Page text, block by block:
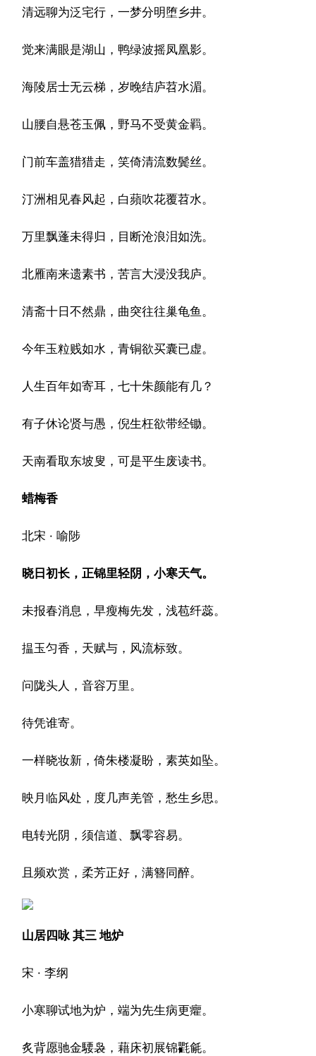
清远聊为泛宅行，一梦分明堕乡井。
觉来满眼是湖山，鸭绿波摇凤凰影。
海陵居士无云梯，岁晚结庐苕水湄。
山腰自悬苍玉佩，野马不受黄金羁。
门前车盖猎猎走，笑倚清流数鬓丝。
汀洲相见春风起，白蘋吹花覆苕水。
万里飘蓬未得归，目断沧浪泪如洗。
北雁南来遗素书，苦言大浸没我庐。
清斋十日不然鼎，曲突往往巢龟鱼。
今年玉粒贱如水，青铜欲买囊已虚。
人生百年如寄耳，七十朱颜能有几？
有子休论贤与愚，倪生枉欲带经锄。
天南看取东坡叟，可是平生废读书。
蜡梅香
北宋 · 喻陟
晓日初长，正锦里轻阴，小寒天气。
未报春消息，早瘦梅先发，浅苞纤蕊。
揾玉匀香，天赋与，风流标致。
问陇头人，音容万里。
待凭谁寄。
一样晓妆新，倚朱楼凝盼，素英如坠。
映月临风处，度几声羌管，愁生乡思。
电转光阴，须信道、飘零容易。
且频欢赏，柔芳正好，满簪同醉。
山居四咏 其三 地炉
宋 · 李纲
小寒聊试地为炉，端为先生病更癯。
炙背愿驰金騕袅，藉床初展锦氍毹。